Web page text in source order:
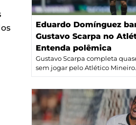
Eduardo Domínguez
Gustavo Scarpa no
Entenda polêmica
Gustavo Scarpa completa
sem jogar pelo Atlético